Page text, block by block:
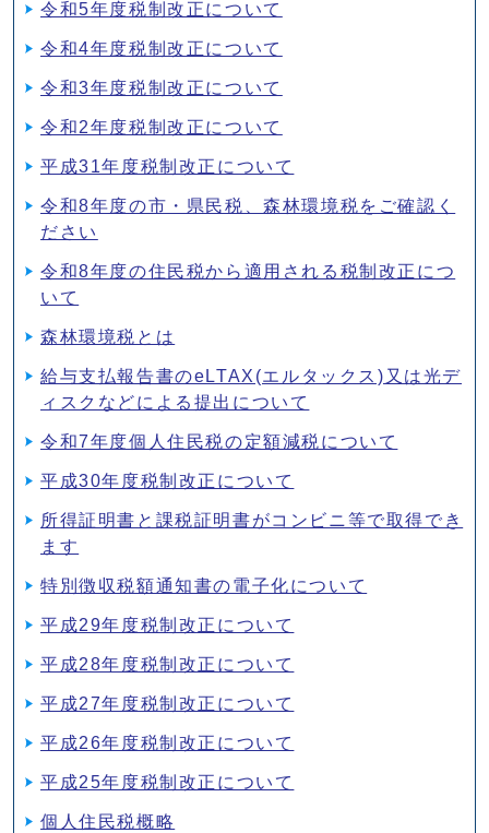
令和5年度税制改正について
令和4年度税制改正について
令和3年度税制改正について
令和2年度税制改正について
平成31年度税制改正について
令和8年度の市・県民税、森林環境税をご確認く
ださい
令和8年度の住民税から適用される税制改正につ
いて
森林環境税とは
給与支払報告書のeLTAX(エルタックス)又は光デ
ィスクなどによる提出について
令和7年度個人住民税の定額減税について
平成30年度税制改正について
所得証明書と課税証明書がコンビニ等で取得でき
ます
特別徴収税額通知書の電子化について
平成29年度税制改正について
平成28年度税制改正について
平成27年度税制改正について
平成26年度税制改正について
平成25年度税制改正について
個人住民税概略